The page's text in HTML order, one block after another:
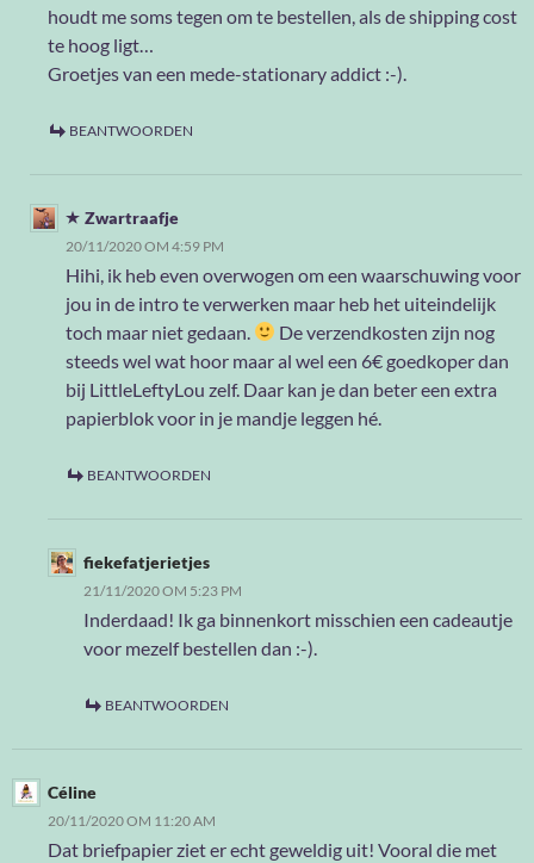
houdt me soms tegen om te bestellen, als de shipping cost
te hoog ligt…
Groetjes van een mede-stationary addict :-).
BEANTWOORDEN
Zwartraafje
20/11/2020 OM 4:59 PM
Hihi, ik heb even overwogen om een waarschuwing voor
jou in de intro te verwerken maar heb het uiteindelijk
toch maar niet gedaan.
De verzendkosten zijn nog
steeds wel wat hoor maar al wel een 6€ goedkoper dan
bij LittleLeftyLou zelf. Daar kan je dan beter een extra
papierblok voor in je mandje leggen hé.
BEANTWOORDEN
fiekefatjerietjes
21/11/2020 OM 5:23 PM
Inderdaad! Ik ga binnenkort misschien een cadeautje
voor mezelf bestellen dan :-).
BEANTWOORDEN
Céline
20/11/2020 OM 11:20 AM
Dat briefpapier ziet er echt geweldig uit! Vooral die met